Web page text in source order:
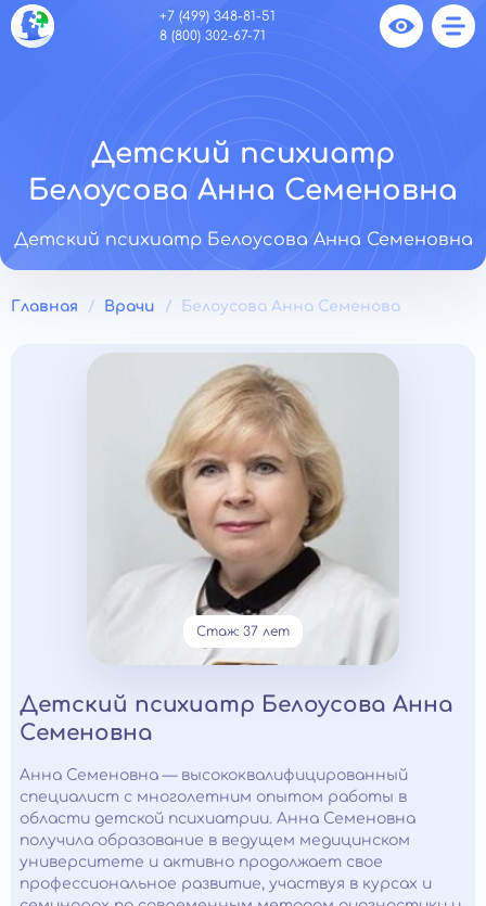
+7 (499) 348-81-51
8 (800) 302-67-71
Детский психиатр
Белоусова Анна Семеновна
Детский психиатр Белоусова Анна Семеновна
Главная Врачи Белоусова Анна Семенова
Стаж: 37 лет
Детский психиатр Белоусова Анна
Семеновна
Анна Семеновна — высококвалифицированный
специалист с многолетним опытом работы в
области детской психиатрии. Анна Семеновна
получила образование в ведущем медицинском
университете и активно продолжает свое
профессиональное развитие, участвуя в курсах и